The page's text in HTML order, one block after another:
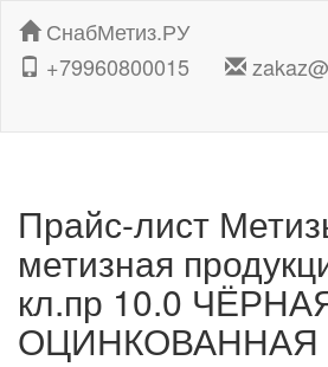
СнабМетиз.РУ
+79960800015
Прайс-лист
метизная
кл.пр 10.0
ОЦИНКОВАННАЯ